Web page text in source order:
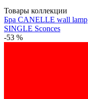
Товары коллекции
Бра CANELLE wall lamp
SINGLE Sconces
-53 %